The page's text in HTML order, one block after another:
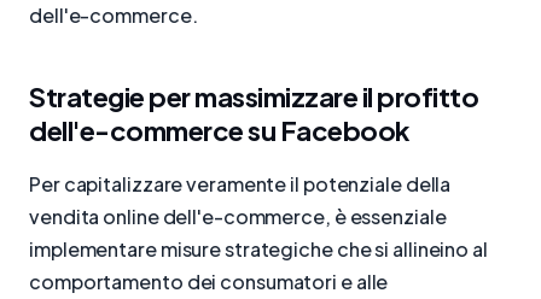
dell'e-commerce.
Strategie per massimizzare il profitto
dell'e-commerce su Facebook
Per capitalizzare veramente il potenziale della
vendita online dell'e-commerce, è essenziale
implementare misure strategiche che si allineino al
comportamento dei consumatori e alle